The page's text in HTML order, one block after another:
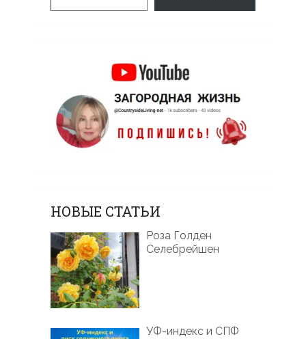
НОВЫЕ СТАТЬИ
Роза Голден
Селебрейшен
УФ-индекс и СПФ